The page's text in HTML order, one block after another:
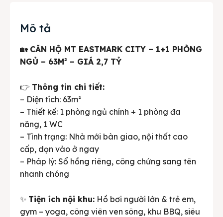
Mô tả
🏡 CĂN HỘ MT EASTMARK CITY – 1+1 PHÒNG
NGỦ – 63M² – GIÁ 2,7 TỶ
👉 Thông tin chi tiết:
– Diện tích: 63m²
– Thiết kế: 1 phòng ngủ chính + 1 phòng đa
năng, 1 WC
– Tình trạng: Nhà mới bàn giao, nội thất cao
cấp, dọn vào ở ngay
– Pháp lý: Sổ hồng riêng, công chứng sang tên
nhanh chóng
✨ Tiện ích nội khu: Hồ bơi người lớn & trẻ em,
gym – yoga, công viên ven sông, khu BBQ, siêu